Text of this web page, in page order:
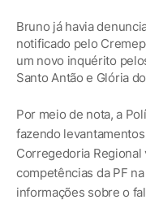
Bruno já havia
notificado pelo
um novo inquérito
Santo Antão e Glória
Por meio de nota, a
fazendo
Corregedoria Regional
competências da PF
informações sobre o